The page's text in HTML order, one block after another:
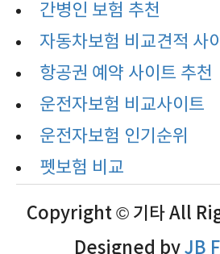
간병인 보험 추천
자동차보험 비교견적 사
항공권 예약 사이트 추천
운전자보험 비교사이트
운전자보험 인기순위
펫보험 비교
Copyright © 기타 All
Designed byJB